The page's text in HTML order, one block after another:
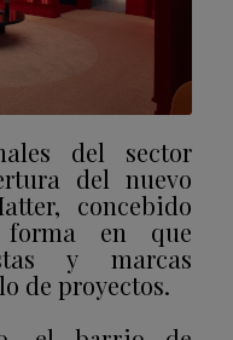
del sector
del nuevo
concebido
en que
y marcas
de proyectos.